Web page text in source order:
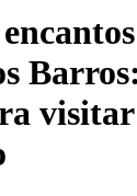
visitar